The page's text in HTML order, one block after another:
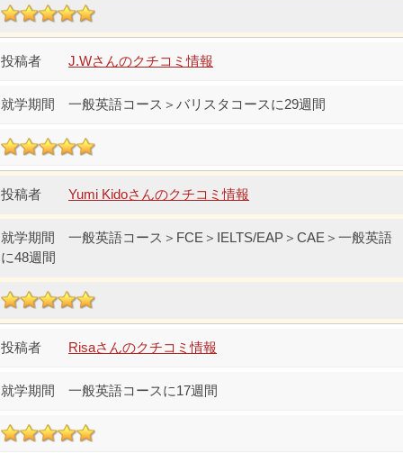
J.Wさんのクチコミ情報
一般英語コース＞バリスタコースに29週間
Yumi Kidoさんのクチコミ情報
一般英語コース＞FCE＞IELTS/EAP＞CAE＞一般英語
に48週間
Risaさんのクチコミ情報
一般英語コースに17週間